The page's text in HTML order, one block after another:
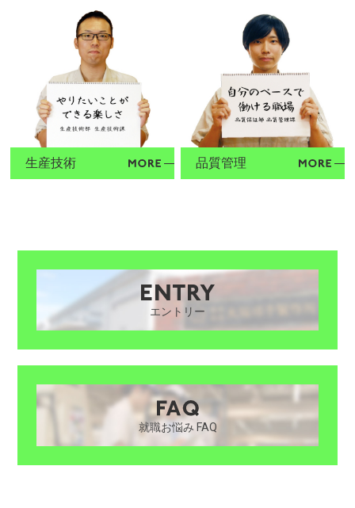
生産技術 品質管理
エントリー
就職お悩み FAQ